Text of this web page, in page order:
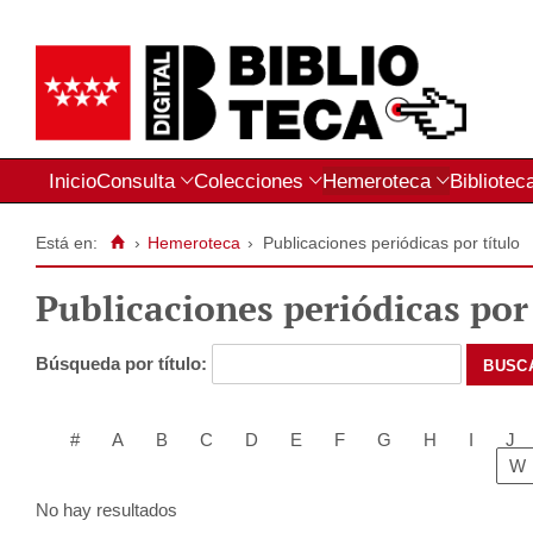
InicioConsulta Colecciones Hemeroteca
Está en: › Hemeroteca › Publicaciones periódicas por título
Publicaciones periódicas
Búsqueda por título:
# A B C D E F G H I
J
W
No hay resultados